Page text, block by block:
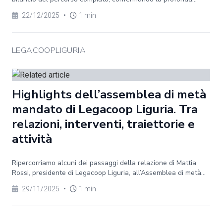
22/12/2025 • 1 min
LEGACOOPLIGURIA
Highlights dell’assemblea di metà
mandato di Legacoop Liguria. Tra
relazioni, interventi, traiettorie e
attività
Ripercorriamo alcuni dei passaggi della relazione di Mattia
Rossi, presidente di Legacoop Liguria, all’Assemblea di metà...
29/11/2025 • 1 min